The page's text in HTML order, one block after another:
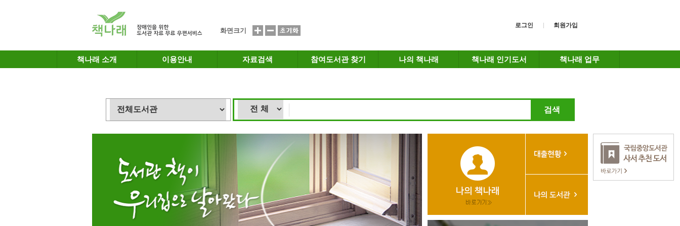
화면크기
로그인 회원가입
책나래 소개 이용안내 자료검색 참여도서관 찾기 나의 책나래 책나래 인기도서 책나래 업무
검색